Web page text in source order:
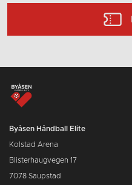
Byåsen Håndball Elite
Kolstad Arena
Blisterhaugvegen 17
7078 Saupstad